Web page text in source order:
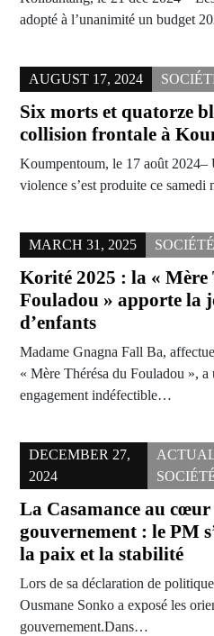
adopté à l’unanimité un budget
AUGUST 17, 2024
Six morts et quatorze
collision frontale à
Koumpentoum, le 17 août 2024–
violence s’est produite ce
MARCH 31, 2025 SOCIÉTÉ
Korité 2025 : la « Mère
Fouladou » apporte la
d’enfants
Madame Gnagna Fall Ba,
« Mère Thérésa du Fouladou »,
engagement indéfectible…
DECEMBER 27,
2024
La Casamance au
gouvernement : le PM
la paix et la stabilité
Lors de sa déclaration de
Ousmane Sonko a exposé les
gouvernement.Dans…